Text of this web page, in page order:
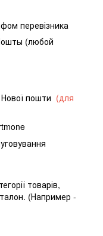
перевізника
(любой
Нової пошти (для
товарів,
(Например -